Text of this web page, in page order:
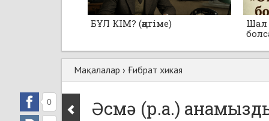
БҰЛ КІМ? (әңгіме)
Шал
Мақалалар › Ғибрат хикая
Әсмә (р.а.)
0